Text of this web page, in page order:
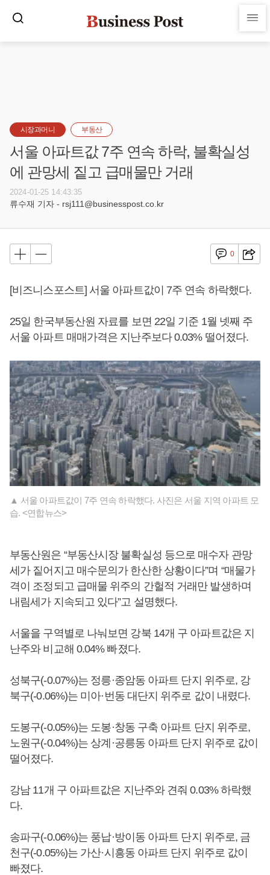
시장과머니 부동산
서울 아파트값 7주 연속 하락, 불확실성
에 관망세 짙고 급매물만 거래
2024-01-25 14:43:35
류수재 기자 - rsj111@businesspost.co.kr
0
[비즈니스포스트] 서울 아파트값이 7주 연속 하락했다.
25일 한국부동산원 자료를 보면 22일 기준 1월 넷째 주
서울 아파트 매매가격은 지난주보다 0.03% 떨어졌다.
▲ 서울 아파트값이 7주 연속 하락했다. 사진은 서울 지역 아파트 모
습. <연합뉴스>
부동산원은 “부동산시장 불확실성 등으로 매수자 관망
세가 짙어지고 매수문의가 한산한 상황이다”며 “매물가
격이 조정되고 급매물 위주의 간헐적 거래만 발생하며
내림세가 지속되고 있다”고 설명했다.
서울을 구역별로 나눠보면 강북 14개 구 아파트값은 지
난주와 비교해 0.04% 빠졌다.
성북구(-0.07%)는 정릉·종암동 아파트 단지 위주로, 강
북구(-0.06%)는 미아·번동 대단지 위주로 값이 내렸다.
도봉구(-0.05%)는 도봉·창동 구축 아파트 단지 위주로,
노원구(-0.04%)는 상계·공릉동 아파트 단지 위주로 값이
떨어졌다.
강남 11개 구 아파트값은 지난주와 견줘 0.03% 하락했
다.
송파구(-0.06%)는 풍납·방이동 아파트 단지 위주로, 금
천구(-0.05%)는 가산·시흥동 아파트 단지 위주로 값이
빠졌다.